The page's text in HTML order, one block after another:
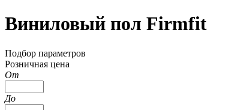
Виниловый пол Firmfit
Подбор параметров
Розничная цена
От
До